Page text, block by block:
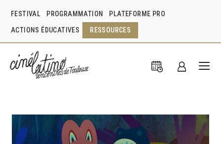
FESTIVAL PROGRAMMATION PLATEFORME PRO
ACTIONS ÉDUCATIVES RESSOURCES